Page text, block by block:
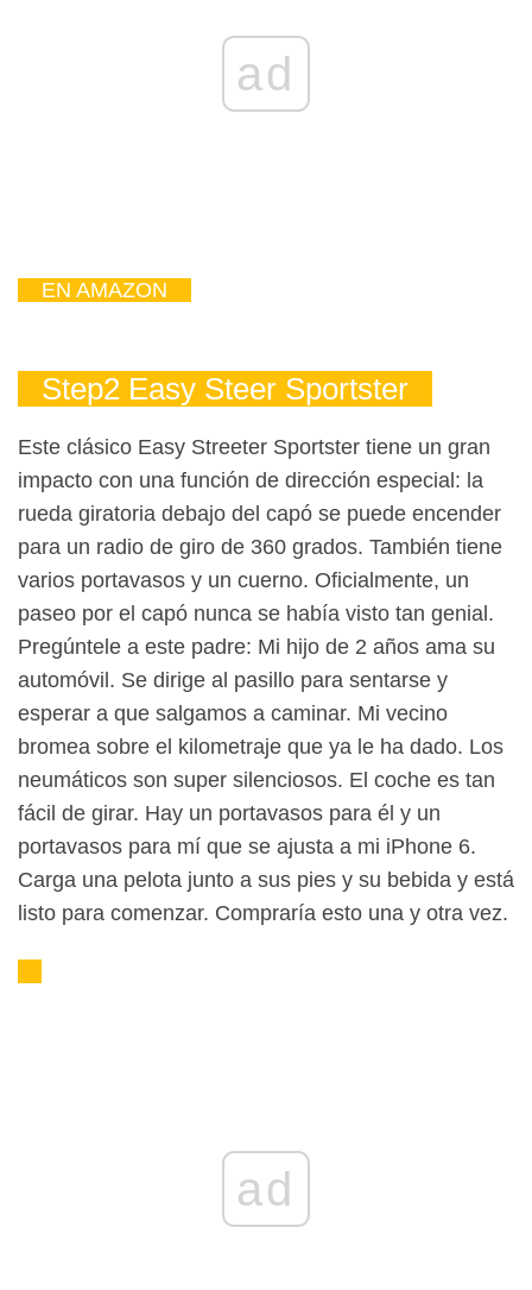
ad
EN AMAZON
Step2 Easy Steer Sportster
Este clásico Easy Streeter Sportster tiene un gran
impacto con una función de dirección especial: la
rueda giratoria debajo del capó se puede encender
para un radio de giro de 360 ​​grados. También tiene
varios portavasos y un cuerno. Oficialmente, un
paseo por el capó nunca se había visto tan genial.
Pregúntele a este padre: Mi hijo de 2 años ama su
automóvil. Se dirige al pasillo para sentarse y
esperar a que salgamos a caminar. Mi vecino
bromea sobre el kilometraje que ya le ha dado. Los
neumáticos son super silenciosos. El coche es tan
fácil de girar. Hay un portavasos para él y un
portavasos para mí que se ajusta a mi iPhone 6.
Carga una pelota junto a sus pies y su bebida y está
listo para comenzar. Compraría esto una y otra vez.
ad